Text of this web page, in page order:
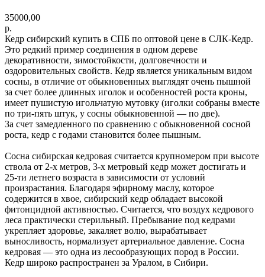
35000,00
р.
Кедр сибирский купить в СПБ по оптовой цене в СЛК-Кедр.
Это редкий пример соединения в одном дереве
декоративности, зимостойкости, долговечности и
оздоровительных свойств. Кедр является уникальным видом
сосны, в отличие от обыкновенных выглядят очень пышной
за счет более длинных иголок и особенностей роста кроны,
имеет пушистую игольчатую мутовку (иголки собраны вместе
по три-пять штук, у сосны обыкновенной — по две).
За счет замедленного по сравнению с обыкновенной сосной
роста, кедр с годами становится более пышным.
Сосна сибирская кедровая считается крупномером при высоте
ствола от 2-х метров, 3-х метровый кедр может достигать и
25-ти летнего возраста в зависимости от условий
произрастания. Благодаря эфирному маслу, которое
содержится в хвое, сибирский кедр обладает высокой
фитонцидной активностью. Считается, что воздух кедрового
леса практически стерильный. Пребывание под кедрами
укрепляет здоровье, закаляет волю, вырабатывает
выносливость, нормализует артериальное давление. Сосна
кедровая — это одна из лесообразующих пород в России.
Кедр широко распространен за Уралом, в Сибири.